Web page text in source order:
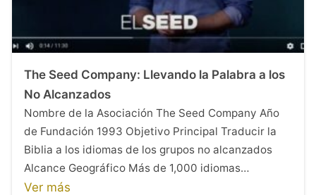
The Seed Company: Llevando la Palabra a los
No Alcanzados
Nombre de la Asociación The Seed Company Año
de Fundación 1993 Objetivo Principal Traducir la
Biblia a los idiomas de los grupos no alcanzados
Alcance Geográfico Más de 1,000 idiomas…
Ver más